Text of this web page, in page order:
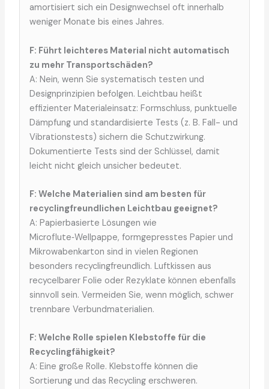
amortisiert sich ein Designwechsel oft innerhalb
weniger Monate bis eines Jahres.
F: Führt leichteres Material nicht automatisch
zu mehr Transportschäden?
A: Nein, wenn Sie systematisch testen und
Designprinzipien befolgen. Leichtbau heißt
effizienter Materialeinsatz: Formschluss, punktuelle
Dämpfung und standardisierte Tests (z. B. Fall- und
Vibrationstests) sichern die Schutzwirkung.
Dokumentierte Tests sind der Schlüssel, damit
leicht nicht gleich unsicher bedeutet.
F: Welche Materialien sind am besten für
recyclingfreundlichen Leichtbau geeignet?
A: Papierbasierte Lösungen wie
Microflute‑Wellpappe, formgepresstes Papier und
Mikrowabenkarton sind in vielen Regionen
besonders recyclingfreundlich. Luftkissen aus
recycelbarer Folie oder Rezyklate können ebenfalls
sinnvoll sein. Vermeiden Sie, wenn möglich, schwer
trennbare Verbundmaterialien.
F: Welche Rolle spielen Klebstoffe für die
Recyclingfähigkeit?
A: Eine große Rolle. Klebstoffe können die
Sortierung und das Recycling erschweren.